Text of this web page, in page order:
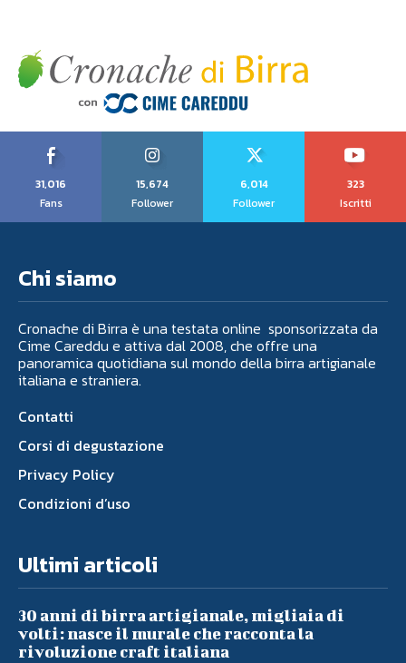
31,016
Fans
15,674
Follower
6,014
Follower
323
Iscritti
Chi siamo
Cronache di Birra è una testata online sponsorizzata da
Cime Careddu e attiva dal 2008, che offre una
panoramica quotidiana sul mondo della birra artigianale
italiana e straniera.
Contatti
Corsi di degustazione
Privacy Policy
Condizioni d’uso
Ultimi articoli
30 anni di birra artigianale, migliaia di
volti: nasce il murale che racconta la
rivoluzione craft italiana